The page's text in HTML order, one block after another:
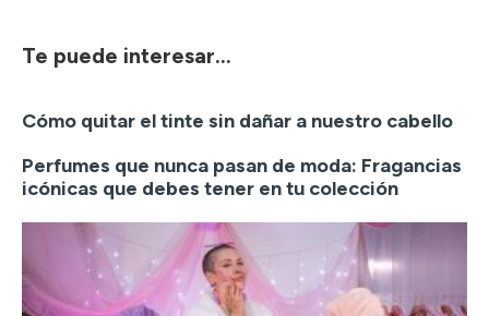
Te puede interesar...
Cómo quitar el tinte sin dañar a nuestro cabello
Perfumes que nunca pasan de moda: Fragancias
icónicas que debes tener en tu colección